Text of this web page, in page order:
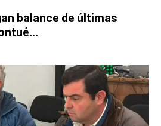
balance de últimas